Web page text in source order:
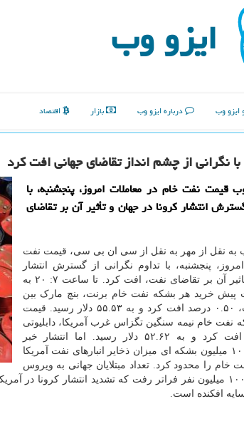
ایزو وب
ایزو وب درباره ایزو وب بازار اقتصاد
نگرانی از چشم انداز تقاضای جهانی افت كرد
قیمت نفت خام در معاملات امروز، پنجشنبه، با
انتشار کرونا در جهان و تأثیر آن بر تقاضای
به نقل از مهر به نقل از سی ان بی سی، قیمت نفت
پنجشنبه، با تداوم نگرانی از گسترش انتشار
کرونا در جهان و تاثیر آن بر تقاضای نفت، افت کرد. تا ساعت ۷: ۲۰ به
پیش خرید هر بشکه نفت خام برنت، بنچ مارک بین
المللی قیمت نفت، ۰.۵۰ درصد افت کرد و به ۵۵.۵۳ دلار رسید. قیمت
نفت خام نیمه سنگین تگزاس غرب آمریکا، دابلیوتی
آی، ۰.۴۴ درصد افت کرد و به ۵۲.۶۲ دلار رسید. اما انتشار خبر
غیرمنتظره کاهش ۱۰ میلیون بشکه ای میزان ذخایر انبارهای نفت آمریکا
خام را محدود کرد. تعداد مبتلایان جهانی به ویروس
کرونا در حالی از ۱۰۰ میلیون نفر فراتر رفت که تشدید انتشار
افکنده است.